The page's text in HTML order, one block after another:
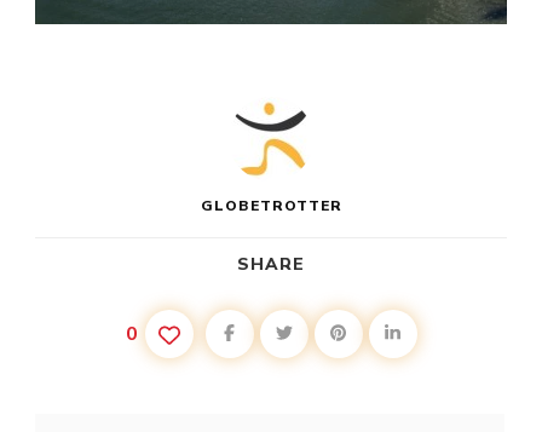
GLOBETROTTER
SHARE
0